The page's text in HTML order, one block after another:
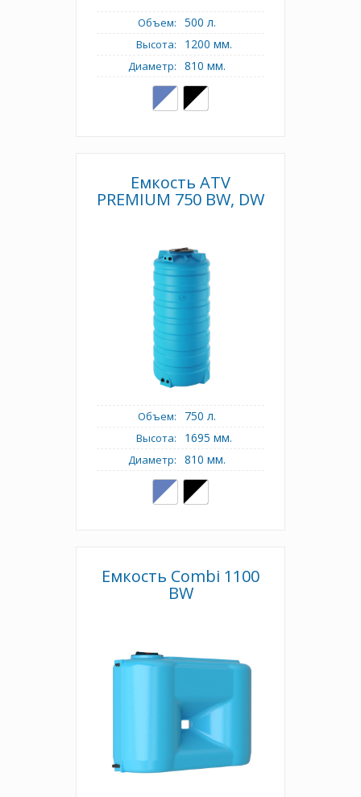
Объем: 500 л.
Высота: 1200 мм.
Диаметр: 810 мм.
Емкость ATV
PREMIUM 750 BW, DW
Объем: 750 л.
Высота: 1695 мм.
Диаметр: 810 мм.
Емкость Combi 1100
BW